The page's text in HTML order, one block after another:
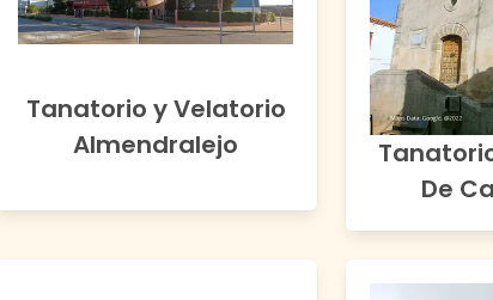
Tanatorio y Velatorio
Almendralejo
De